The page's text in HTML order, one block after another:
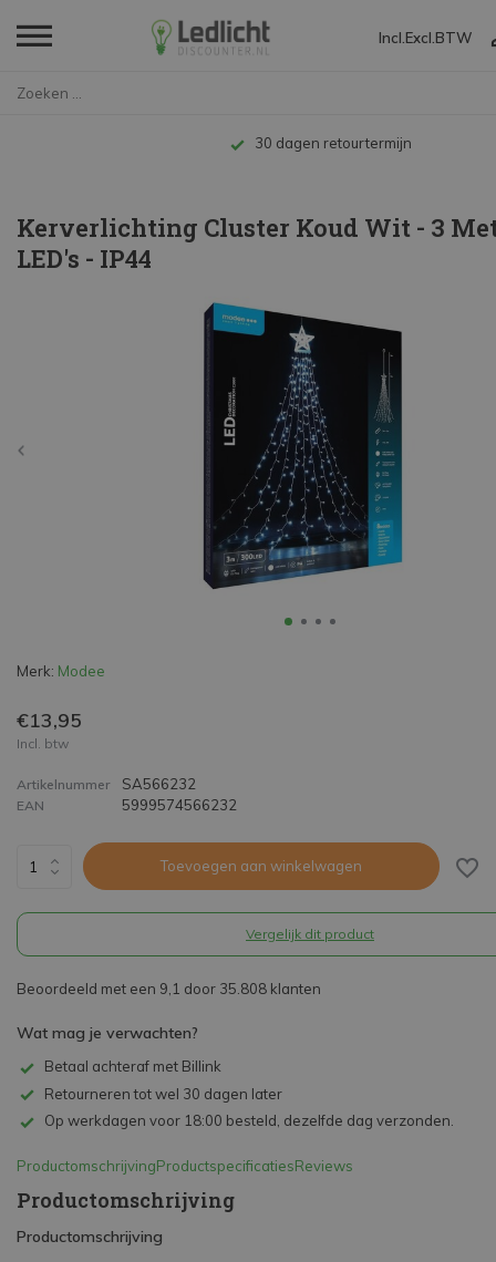
Incl. Excl. BTW
Kerverlichting Cluster Koud Wit - 3
LED's - IP44
Merk: Modee
€13,95
Incl. btw
Artikelnummer SA566232
EAN 5999574566232
Toevoegen aan winkelwagen
Vergelijk dit product
Beoordeeld met een 9,1 door 35.808 klanten
Wat mag je verwachten?
Betaal achteraf met Billink
Retourneren tot wel 30 dagen later
Op werkdagen voor 18:00 besteld, dezelfde dag verzonden.
ProductomschrijvingProductspecificatiesReviews
Productomschrijving
Productomschrijving